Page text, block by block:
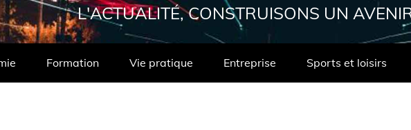
L'ACTUALITÉ, CONSTRUISONS UN
Formation Vie pratique Entreprise Sports et loisirs